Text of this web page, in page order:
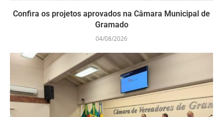
Confira os projetos aprovados na Câmara Municipal de
Gramado
04/08/2026